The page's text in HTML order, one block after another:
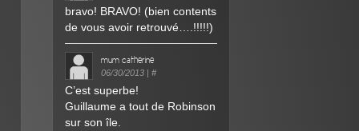
bravo! BRAVO! (bien contents
de vous avoir retrouvé….!!!!!)
mum catherine
06/30/2013 #
C’est superbe!
Guillaume a tout de Robinson
sur son île.